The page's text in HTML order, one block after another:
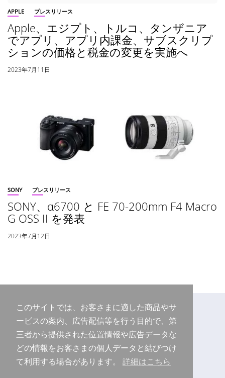
APPLE プレスリリース
Apple、エジプト、トルコ、タンザニア
でアプリ、アプリ内課金、サブスクリプ
ションの価格と税金の変更を実施へ
2023年7月11日
SONY プレスリリース
SONY、α6700 と FE 70-200mm F4 Macro
G OSS II を発表
2023年7月12日
このサイトでは、お客さまに適した商品やサ
ービスの案内、広告配信等を行う目的で、第
三者から提供された位置情報や広告データな
どの情報をお客さまの個人データと結びつけ
て利用する場合があります。 詳細はこちら